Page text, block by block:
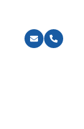
contenu